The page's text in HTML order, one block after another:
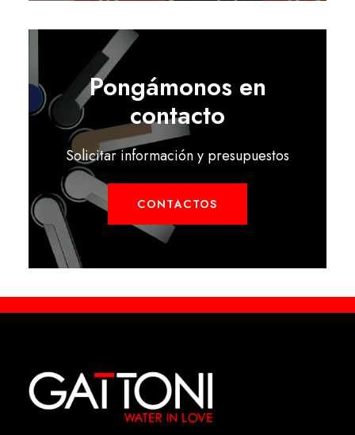
Pongámonos en
contacto
Solicitar información y presupuestos
CONTACTOS